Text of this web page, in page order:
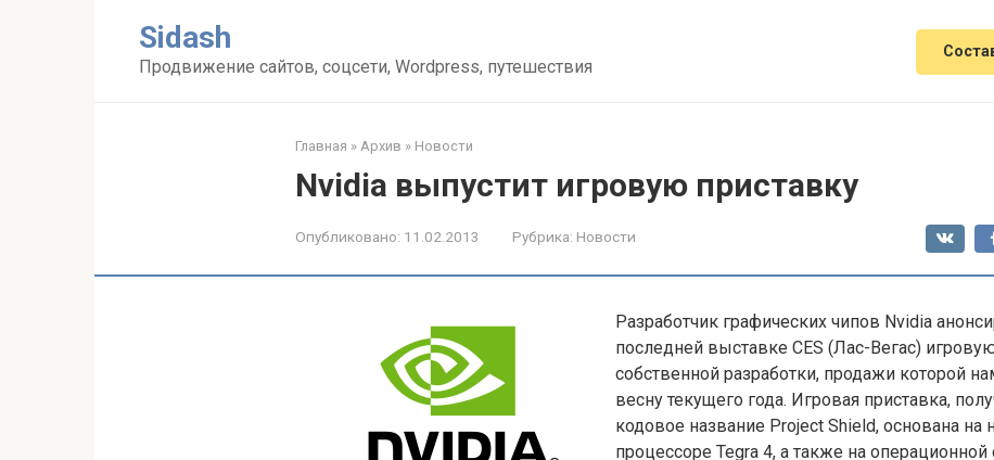
Sidash
Продвижение сайтов, соцсети, Wordpress, путешествия
Главная » Архив » Новости
Nvidia выпустит игровую приставку
Опубликовано: 11.02.2013 Рубрика: Новости
Разработчик графических чипов Nvidia
последней выставке CES (Лас-Вегас)
собственной разработки, продажи которой
весну текущего года. Игровая приставка,
кодовое название Project Shield, основана
процессоре Tegra 4, а также на операционной